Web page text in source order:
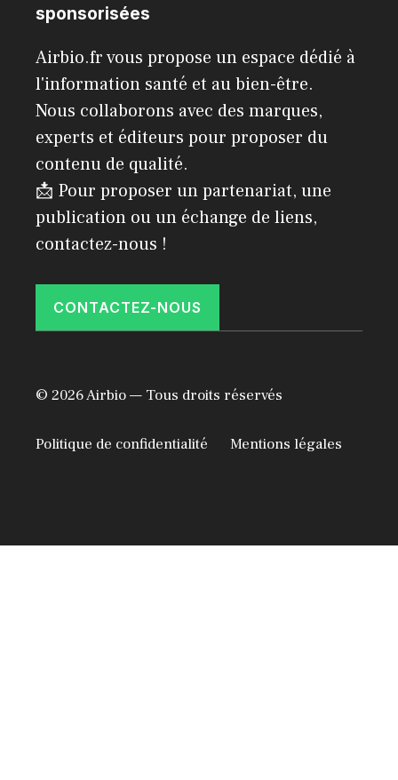
sponsorisées
Airbio.fr vous propose un espace dédié à
l'information santé et au bien-être.
Nous collaborons avec des marques,
experts et éditeurs pour proposer du
contenu de qualité.
📩 Pour proposer un partenariat, une
publication ou un échange de liens,
contactez-nous !
CONTACTEZ-NOUS
© 2026 Airbio — Tous droits réservés
Politique de confidentialité Mentions légales